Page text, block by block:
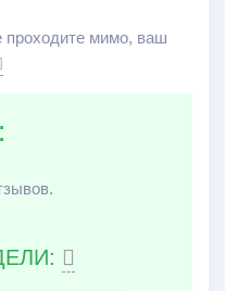
проходите мимо, ваш